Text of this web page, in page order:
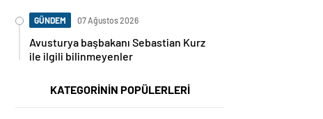
GÜNDEM 07 Ağustos 2026
Avusturya başbakanı Sebastian Kurz
ile ilgili bilinmeyenler
KATEGORİNİN POPÜLERLERİ